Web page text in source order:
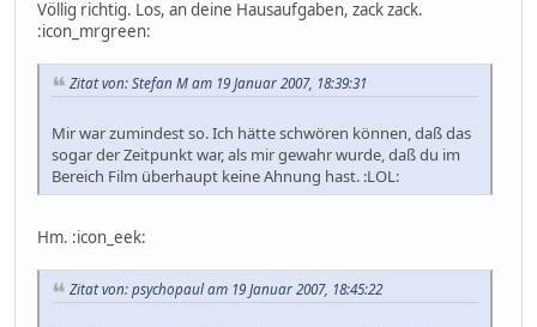
Völlig richtig. Los, an deine Hausaufgaben, zack zack.
:icon_mrgreen:
Zitat von: Stefan M am 19 Januar 2007, 18:39:31
Mir war zumindest so. Ich hätte schwören können, daß das
sogar der Zeitpunkt war, als mir gewahr wurde, daß du im
Bereich Film überhaupt keine Ahnung hast. :LOL:
Hm. :icon_eek:
Zitat von: psychopaul am 19 Januar 2007, 18:45:22